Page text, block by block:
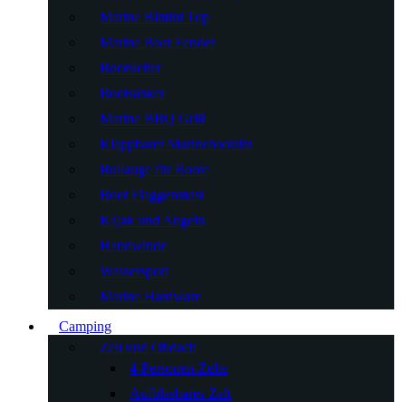
Marine Bimini Top
Marine Boat Fender
Bootsleiter
Bootsanker
Marine BBQ Grill
Klappbarer Marinebootsitz
Bullauge für Boote
Boot Flaggenmast
Kajak und Angeln
Handwinde
Wassersport
Marine Hardware
Camping
Zelt und Obdach
4-Personen-Zelte
Aufblasbares Zelt